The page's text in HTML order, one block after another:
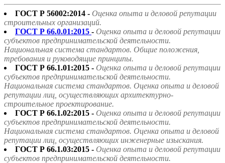
ГОСТ Р 56002:2014 - Оценка опыта и деловой репутации
строительных организаций.
ГОСТ Р 66.0.01:2015 - Оценка опыта и деловой репутации
субъектов предпринимательской деятельности.
Национальная система стандартов. Общие положения,
требования и руководящие принципы.
ГОСТ Р 66.1.01:2015 - Оценка опыта и деловой репутации
субъектов предпринимательской деятельности.
Национальная система стандартов. Оценка опыта и деловой
репутации лиц, осуществляющих архитектурно-
строительное проектирование.
ГОСТ Р 66.1.02:2015 - Оценка опыта и деловой репутации
субъектов предпринимательской деятельности.
Национальная система стандартов. Оценка опыта и деловой
репутации лиц, осуществляющих инженерные изыскания.
ГОСТ Р 66.1.03:2015 - Оценка опыта и деловой репутации
субъектов предпринимательской деятельности.